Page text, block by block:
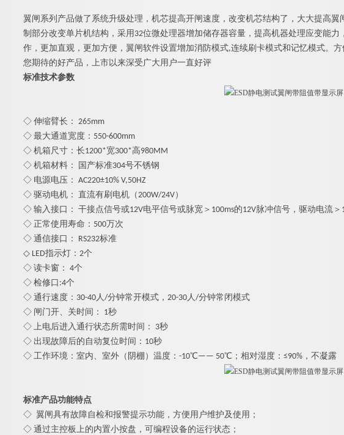
翼闸系列产品做了系统升级处理，机芯提高开闸速度，改变机芯结构了，大大提高
制部分改变单片机结构，采用32位微处理器增加储存器容量，提高机器处理应变能
作，更加直观，更加方便，翼闸软件设置增加消防模式,连续刷卡模式和记忆模式。
您期待的好产品，上市以来深受广大用户一直好评
标准技术参数
◇ 伸缩臂长： 265mm
◇ 最大通道宽度：550-600mm
◇ 机箱尺寸：长1200*宽300*高980MM
◇ 机箱材料： 国产标准304号不锈钢
◇ 电源电压： AC220±10% V,50HZ
◇ 驱动电机： 直流有刷电机（200W/24V）
◇ 输入接口： 干接点信号或12V电平信号或脉宽＞100ms的12V脉冲信号，驱动电流＞
◇ 正常使用寿命：500万次
◇ 通信接口： RS232标准
◇ LED指示灯：2个
◇ 读卡窗： 4个
◇ 检修口:4个
◇ 通行速度：30-40人/分钟常开模式，20-30人/分钟常闭模式
◇ 闸门开、关时间： 1秒
◇ 上电后进入通行状态所需时间： 3秒
◇ 出现故障后的自动复位时间：10秒
◇ 工作环境：室内、室外（阴棚）温度：-10℃—— 50℃；相对湿度：≤90%，不凝露
标准产品功能特点
◇ 翼闸具有故障自检和报警提示功能，方便用户维护及使用；
◇ 通过主控板上的内置小按盘，可编程设备的运行状态；